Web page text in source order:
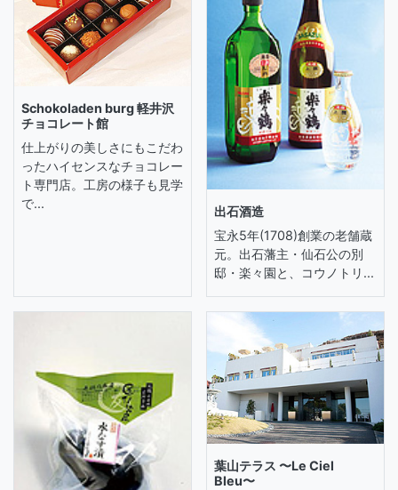
Schokoladen burg 軽井沢
チョコレート館
仕上がりの美しさにもこだわ
ったハイセンスなチョコレー
ト専門店。工房の様子も見学
で...
出石酒造
宝永5年(1708)創業の老舗蔵
元。出石藩主・仙石公の別
邸・楽々園と、コウノトリ...
葉山テラス 〜Le Ciel
Bleu〜